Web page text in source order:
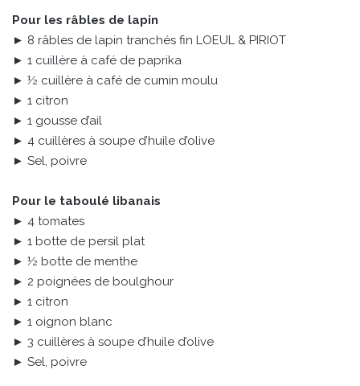
Pour les râbles de lapin
► 8 râbles de lapin tranchés fin LOEUL & PIRIOT
► 1 cuillère à café de paprika
► ½ cuillère à café de cumin moulu
► 1 citron
► 1 gousse d’ail
► 4 cuillères à soupe d’huile d’olive
► Sel, poivre
Pour le taboulé libanais
► 4 tomates
► 1 botte de persil plat
► ½ botte de menthe
► 2 poignées de boulghour
► 1 citron
► 1 oignon blanc
► 3 cuillères à soupe d’huile d’olive
► Sel, poivre